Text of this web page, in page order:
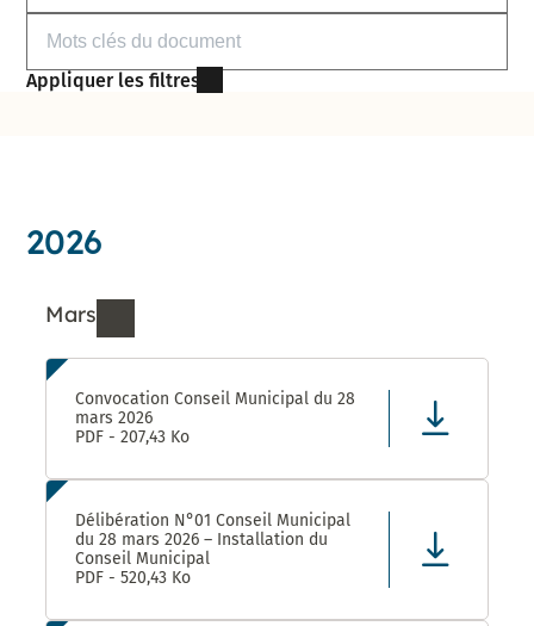
Filtrer par mots-clés
Appliquer les filtres
2026
Mars
Ressources de Mars 2026
Convocation Conseil Municipal du 28
mars 2026
PDF - 207,43 Ko
Délibération N°01 Conseil Municipal
du 28 mars 2026 – Installation du
Conseil Municipal
PDF - 520,43 Ko